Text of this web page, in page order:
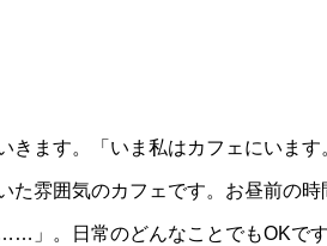
ます。「いま私はカフェにいます
た雰囲気のカフェです。お昼前の時
」。日常のどんなことでもOKです